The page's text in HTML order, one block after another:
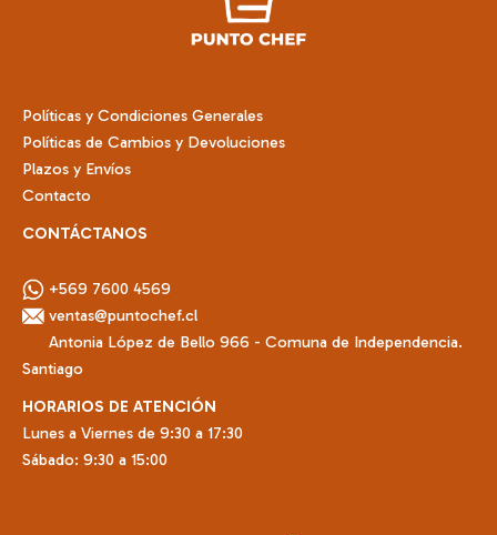
producto
Políticas y Condiciones Generales
Políticas de Cambios y Devoluciones
Plazos y Envíos
Contacto
CONTÁCTANOS
+569 7600 4569
ventas@puntochef.cl
Antonia López de Bello 966 - Comuna de Independencia.
Santiago
HORARIOS DE ATENCIÓN
Lunes a Viernes de 9:30 a 17:30
Sábado: 9:30 a 15:00